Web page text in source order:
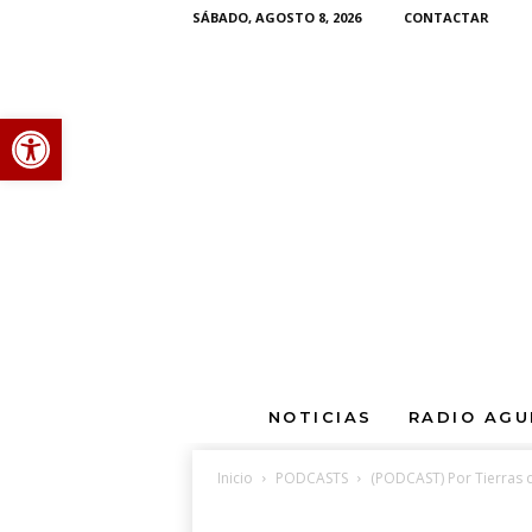
Abrir barra de herramientas
SÁBADO, AGOSTO 8, 2026 CONTACTAR
NOTICIAS RADIO
Inicio PODCASTS (PODCAST) Por